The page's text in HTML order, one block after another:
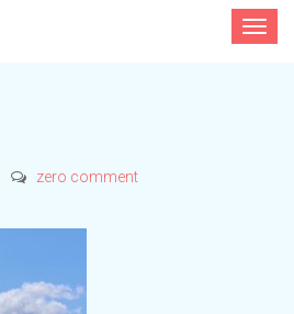
Toggle
zero comment